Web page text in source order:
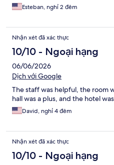
Esteban, nghỉ 2 đêm
Nhận xét đã xác thực
10/10 - Ngoại hạng
06/06/2026
Dịch với Google
The staff was helpful, the room
hall was a plus, and the hotel
David, nghỉ 4 đêm
Nhận xét đã xác thực
10/10 - Ngoại hạng